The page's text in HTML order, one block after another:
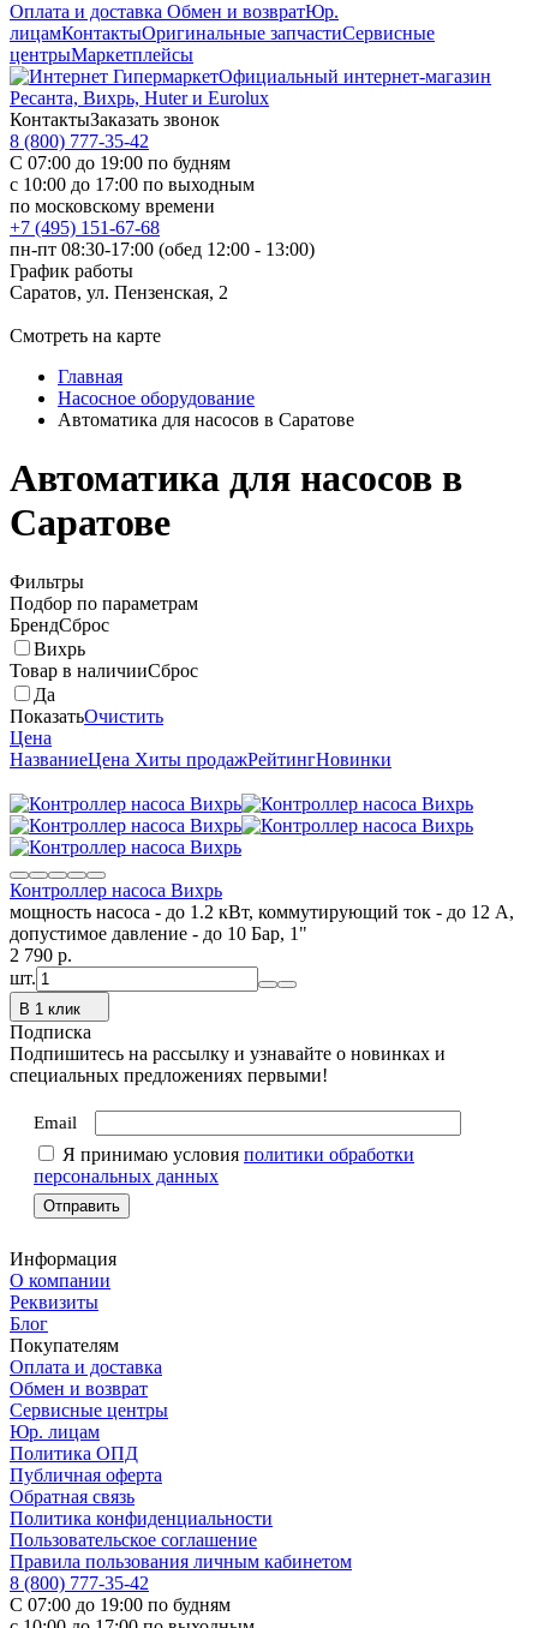
Оплата и доставка Обмен и возвратЮр.
лицамКонтактыОригинальные запчастиСервисные
центрыМаркетплейсы
Официальный интернет-магазин
Ресанта, Вихрь, Huter и Eurolux
КонтактыЗаказать звонок
8 (800) 777-35-42
С 07:00 до 19:00 по будням
с 10:00 до 17:00 по выходным
по московскому времени
+7 (495) 151-67-68
пн-пт 08:30-17:00 (обед 12:00 - 13:00)
График работы
Саратов, ул. Пензенская, 2
Смотреть на карте
Главная
Насосное оборудование
Автоматика для насосов в Саратове
Автоматика для насосов в
Саратове
Фильтры
Подбор по параметрам
БрендСброс
Вихрь
Товар в наличииСброс
Да
ПоказатьОчистить
Цена
НазваниеЦена Хиты продажРейтингНовинки
Контроллер насоса Вихрь
мощность насоса - до 1.2 кВт, коммутирующий ток - до 12 А,
допустимое давление - до 10 Бар, 1"
2 790 p.
шт.
В 1 клик
Подписка
Подпишитесь на рассылку и узнавайте о новинках и
специальных предложениях первыми!
Email
Я принимаю условия политики обработки
персональных данных
Информация
О компании
Реквизиты
Блог
Покупателям
Оплата и доставка
Обмен и возврат
Сервисные центры
Юр. лицам
Политика ОПД
Публичная оферта
Обратная связь
Политика конфиденциальности
Пользовательское соглашение
Правила пользования личным кабинетом
8 (800) 777-35-42
С 07:00 до 19:00 по будням